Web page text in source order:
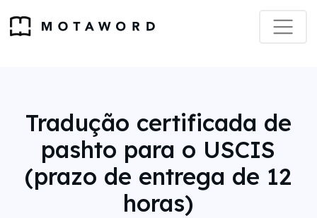
Tradução certificada de
pashto para o USCIS
(prazo de entrega de 12
horas)